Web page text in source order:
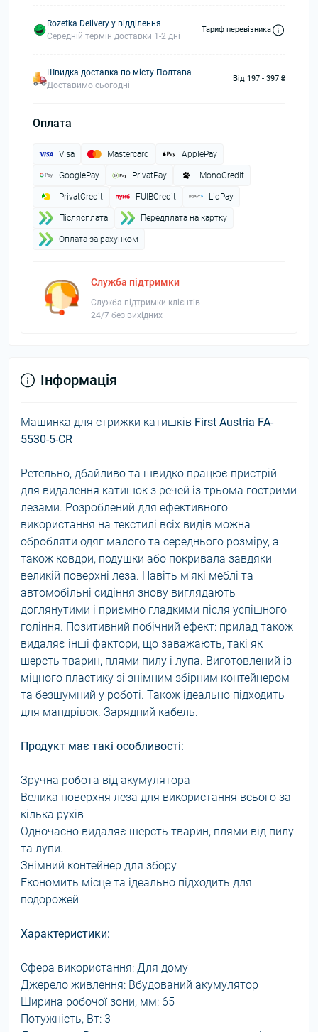
Rozetka Delivery у відділення
Середній термін доставки 1-2 дні
Тариф перевізника
Швидка доставка по місту Полтава
Доставимо сьогодні
Від 197 - 397 ₴
Оплата
Visa Mastercard ApplePay
GooglePay PrivatPay MonoCredit
PrivatCredit FUIBCredit LiqPay
Пiслясплата Передплата на картку
Оплата за рахунком
Служба підтримки
Служба підтримки клієнтів
24/7 без вихідних
Інформація
Машинка для стрижки катишків First Austria FA-
5530-5-CR
Ретельно, дбайливо та швидко працює пристрій
для видалення катишок з речей із трьома гострими
лезами. Розроблений для ефективного
використання на текстилі всіх видів можна
обробляти одяг малого та середнього розміру, а
також ковдри, подушки або покривала завдяки
великій поверхні леза. Навіть м'які меблі та
автомобільні сидіння знову виглядають
доглянутими і приємно гладкими після успішного
гоління. Позитивний побічний ефект: прилад також
видаляє інші фактори, що заважають, такі як
шерсть тварин, плями пилу і лупа. Виготовлений із
міцного пластику зі знімним збірним контейнером
та безшумний у роботі. Також ідеально підходить
для мандрівок. Зарядний кабель.
Продукт має такі особливості:
Зручна робота від акумулятора
Велика поверхня леза для використання всього за
кілька рухів
Одночасно видаляє шерсть тварин, плями від пилу
та лупи.
Знімний контейнер для збору
Економить місце та ідеально підходить для
подорожей
Характеристики:
Сфера використання: Для дому
Джерело живлення: Вбудований акумулятор
Ширина робочої зони, мм: 65
Потужність, Вт: 3